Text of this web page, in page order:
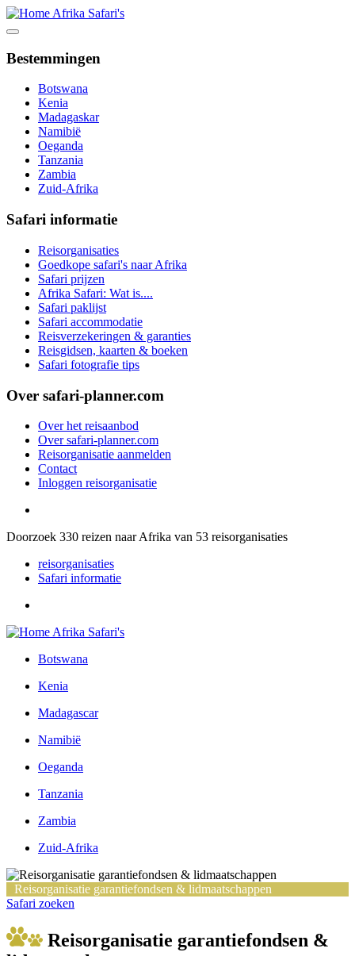
Bestemmingen
Botswana
Kenia
Madagaskar
Namibië
Oeganda
Tanzania
Zambia
Zuid-Afrika
Safari informatie
Reisorganisaties
Goedkope safari's naar Afrika
Safari prijzen
Afrika Safari: Wat is....
Safari paklijst
Safari accommodatie
Reisverzekeringen & garanties
Reisgidsen, kaarten & boeken
Safari fotografie tips
Over safari-planner.com
Over het reisaanbod
Over safari-planner.com
Reisorganisatie aanmelden
Contact
Inloggen reisorganisatie
Doorzoek 330 reizen naar Afrika van 53 reisorganisaties
reisorganisaties
Safari informatie
Botswana
Kenia
Madagascar
Namibië
Oeganda
Tanzania
Zambia
Zuid-Afrika
Reisorganisatie garantiefondsen & lidmaatschappen
Safari zoeken
Reisorganisatie garantiefondsen &